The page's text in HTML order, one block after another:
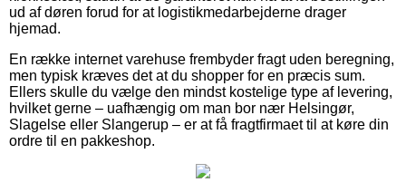
ud af døren forud for at logistikmedarbejderne drager
hjemad.
En række internet varehuse frembyder fragt uden beregning,
men typisk kræves det at du shopper for en præcis sum.
Ellers skulle du vælge den mindst kostelige type af levering,
hvilket gerne – uafhængig om man bor nær Helsingør,
Slagelse eller Slangerup – er at få fragtfirmaet til at køre din
ordre til en pakkeshop.